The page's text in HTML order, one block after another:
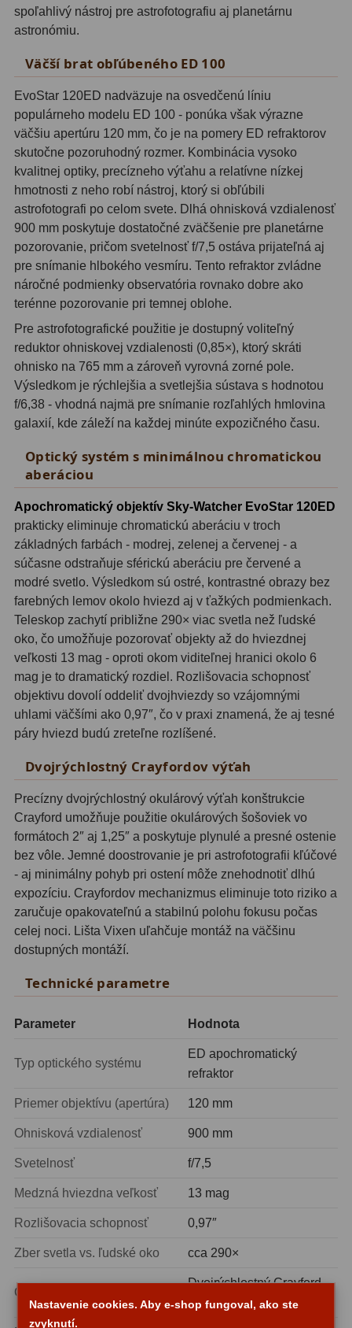
Púzdra a kufre64
Azimutálne AZ5
Equatoriálne EQ19
Fotografické montáže5
Statívy a piliere 3
Tubusové kruhy10
Motorové pohony13
Protizávažia3
Iné27
Zrkadielka a hranoly 61
Diagonálne zrkadielka 36
Diagonálne hranoly7
Amici hranoly 45° 11
Amici hranoly 90°7
Astrofotografia
Planetárne kamery
Deep-Sky kamery28
Guiding kamery14
T-krúžky16
Adaptéry projekční11
Adaptéry T239
Adaptéry M48 33
Filtry L-RGB7
Filtry Pass6
Filtry Block10
Filtry Clip
Filtry CCD Hα, OIII7
Filtrové kolesá a rámy
Rovnače a reduktory13
Kalibrace
ADC, Tilting
Rotátory34
Komponenty78
Okulárové výtahy 44
spoľahlivý nástroj pre astrofotografiu aj planetárnu
astronómiu.
Väčší brat obľúbeného ED 100
EvoStar 120ED nadväzuje na osvedčenú líniu
populárneho modelu ED 100 - ponúka však výrazne
väčšiu apertúru 120 mm, čo je na pomery ED refraktorov
skutočne pozoruhodný rozmer. Kombinácia vysoko
kvalitnej optiky, precízneho výťahu a relatívne nízkej
hmotnosti z neho robí nástroj, ktorý si obľúbili
astrofotografi po celom svete. Dlhá ohnisková vzdialenosť
900 mm poskytuje dostatočné zväčšenie pre planetárne
pozorovanie, pričom svetelnosť f/7,5 ostáva prijateľná aj
pre snímanie hlbokého vesmíru. Tento refraktor zvládne
náročné podmienky observatória rovnako dobre ako
terénne pozorovanie pri temnej oblohe.
Pre astrofotografické použitie je dostupný voliteľný
reduktor ohniskovej vzdialenosti (0,85×), ktorý skráti
ohnisko na 765 mm a zároveň vyrovná zorné pole.
Výsledkom je rýchlejšia a svetlejšia sústava s hodnotou
f/6,38 - vhodná najmä pre snímanie rozľahlých hmlovina
galaxií, kde záleží na každej minúte expozičného času.
Optický systém s minimálnou chromatickou
aberáciou
Apochromatický objektív Sky-Watcher EvoStar 120ED
prakticky eliminuje chromatickú aberáciu v troch
základných farbách - modrej, zelenej a červenej - a
súčasne odstraňuje sférickú aberáciu pre červené a
modré svetlo. Výsledkom sú ostré, kontrastné obrazy bez
farebných lemov okolo hviezd aj v ťažkých podmienkach.
Teleskop zachytí približne 290× viac svetla než ľudské
oko, čo umožňuje pozorovať objekty až do hviezdnej
veľkosti 13 mag - oproti okom viditeľnej hranici okolo 6
mag je to dramatický rozdiel. Rozlišovacia schopnosť
objektivu dovolí oddeliť dvojhviezdy so vzájomnými
uhlami väčšími ako 0,97″, čo v praxi znamená, že aj tesné
páry hviezd budú zreteľne rozlíšené.
Dvojrýchlostný Crayfordov výťah
Precízny dvojrýchlostný okulárový výťah konštrukcie
Crayford umožňuje použitie okulárových šošoviek vo
formátoch 2″ aj 1,25″ a poskytuje plynulé a presné ostenie
bez vôle. Jemné doostrovanie je pri astrofotografii kľúčové
- aj minimálny pohyb pri ostení môže znehodnotiť dlhú
expozíciu. Crayfordov mechanizmus eliminuje toto riziko a
zaručuje opakovateľnú a stabilnú polohu fokusu počas
celej noci. Lišta Vixen uľahčuje montáž na väčšinu
dostupných montáží.
Technické parametre
Parameter Hodnota
Typ optického systému
ED apochromatický
refraktor
Priemer objektívu (apertúra) 120 mm
Ohnisková vzdialenosť 900 mm
Svetelnosť f/7,5
Medzná hviezdna veľkosť 13 mag
Rozlišovacia schopnosť 0,97″
Zber svetla vs. ľudské oko cca 290×
Okulárový výťah
Dvojrýchlostný Crayford,
2″ s redukciou na 1,25″
Nastavenie cookies. Aby e-shop fungoval, ako ste
zvyknutí.